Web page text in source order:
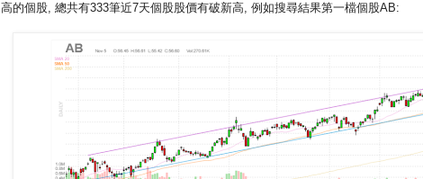
高的個股, 總共有333筆近7天個股股價有破新高, 例如搜尋結果第一檔個股AB: